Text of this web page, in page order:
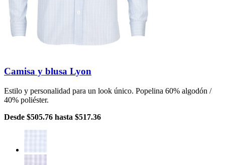
Camisa y blusa Lyon
Estilo y personalidad para un look único. Popelina 60% algodón /
40% poliéster.
Desde $505.76 hasta $517.36